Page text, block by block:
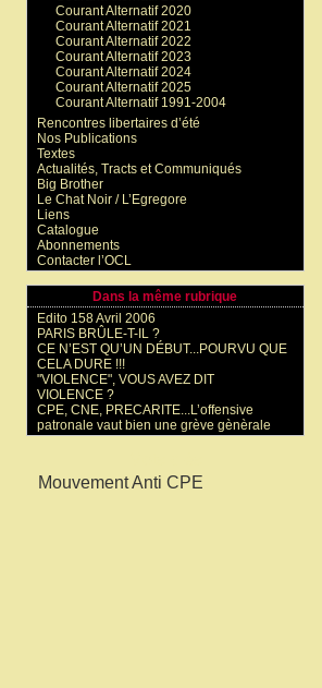
Courant Alternatif 2020
Courant Alternatif 2021
Courant Alternatif 2022
Courant Alternatif 2023
Courant Alternatif 2024
Courant Alternatif 2025
Courant Alternatif 1991-2004
Rencontres libertaires d’été
Nos Publications
Textes
Actualités, Tracts et Communiqués
Big Brother
Le Chat Noir / L’Egregore
Liens
Catalogue
Abonnements
Contacter l’OCL
Dans la même rubrique
Edito 158 Avril 2006
PARIS BRÛLE-T-IL ?
CE N’EST QU’UN DÉBUT...POURVU QUE
CELA DURE !!!
"VIOLENCE", VOUS AVEZ DIT
VIOLENCE ?
CPE, CNE, PRECARITE...L’offensive
patronale vaut bien une grève gènèrale
Mouvement Anti CPE